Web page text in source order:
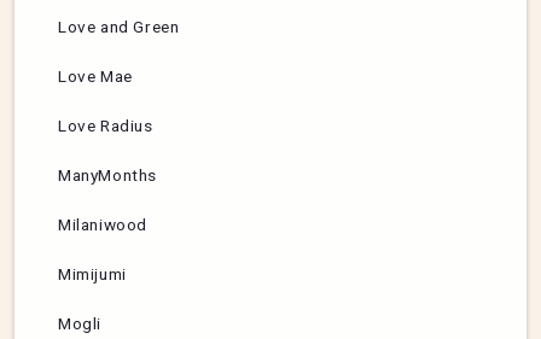
Love and Green
Love Mae
Love Radius
ManyMonths
Milaniwood
Mimijumi
Mogli